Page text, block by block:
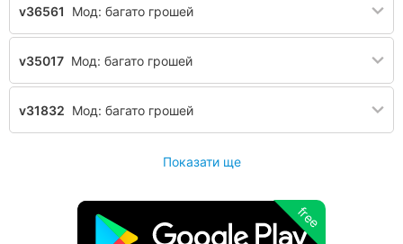
v36561 Мод: багато грошей
v35017 Мод: багато грошей
v31832 Мод: багато грошей
Показати ще
free